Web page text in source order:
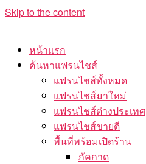
Skip to the content
หน้าแรก
ค้นหาแฟรนไชส์
แฟรนไชส์ทั้งหมด
แฟรนไชส์มาใหม่
แฟรนไชส์ต่างประเทศ
แฟรนไชส์ขายดี
พื้นที่พร้อมเปิดร้าน
ภัคกาด